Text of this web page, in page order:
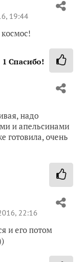
19:44
1 Спасибо!
надо
и апельсинами
готовила, очень
22:16
и его потом